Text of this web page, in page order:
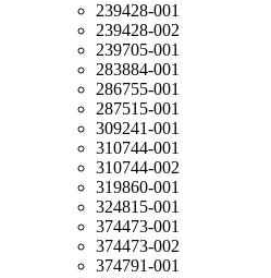
239428-001
239428-002
239705-001
283884-001
286755-001
287515-001
309241-001
310744-001
310744-002
319860-001
324815-001
374473-001
374473-002
374791-001